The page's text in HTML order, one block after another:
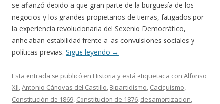
se afianzó debido a que gran parte de la burguesía de los
negocios y los grandes propietarios de tierras, fatigados por
la experiencia revolucionaria del Sexenio Democrático,
anhelaban estabilidad frente a las convulsiones sociales y
políticas previas. Sigue leyendo →
Esta entrada se publicó en Historia y está etiquetada con Alfonso
XII,Antonio Cánovas del Castillo, Bipartidismo, Caciquismo,
Constitución de 1869, Constitucion de 1876, desamortizacion,